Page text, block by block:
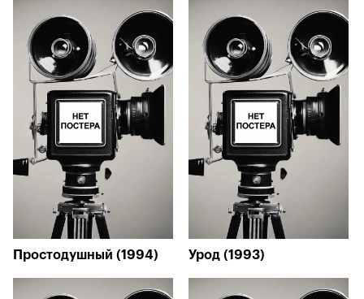
Простодушный (1994) Урод (1993)